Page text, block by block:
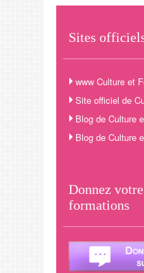
Sites
www Culture et
Site officiel de
Blog de Culture
Blog de Culture
Donnez
formations